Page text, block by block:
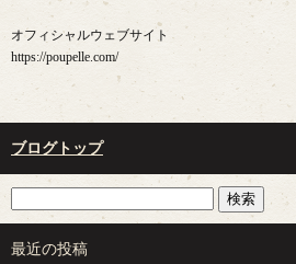
オフィシャルウェブサイト
https://poupelle.com/
ブログトップ
最近の投稿